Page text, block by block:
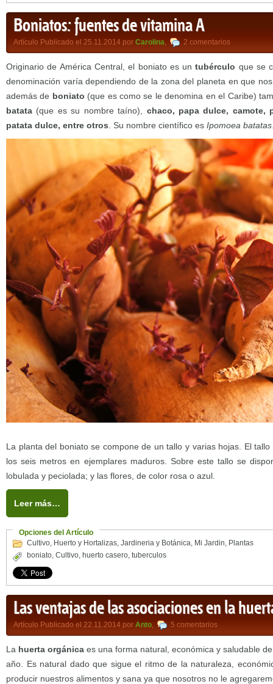
Boniatos: fuentes de vitamina A
Artículo Publicado el 25.11.2014 por Carolina, 2 comentarios
Originario de América Central, el boniato es untubérculo que se
denominación varía dependiendo de la zona del planeta en que
además de boniato (que es como se le denomina en el Caribe)
batata (que es su nombre taíno), chaco, papa dulce, camote,
patata dulce, entre otros . Su nombre científico es Ipomoea batatas
La planta del boniato se compone de un tallo y varias hojas. El
los seis metros en ejemplares maduros. Sobre este tallo se
lobulada y peciolada; y las flores, de color rosa o azul.
Leer más…
Opciones del Artículo
Cultivo, Huerto y Hortalizas, Jardineria y Botánica, Mi Jardin, Plantas
boniato, Cultivo, huerto casero, tuberculos
Las ventajas de las asociaciones en la
Artículo Publicado el 22.11.2014 por Anto, 5 comentarios
La huerta orgánica es una forma natural, económica y saludable
año. Es natural dado que sigue el ritmo de la naturaleza,
producir nuestros alimentos y sana ya que nosotros no le